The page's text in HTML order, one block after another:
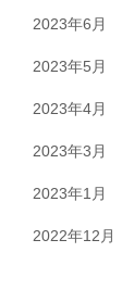
2023年6月
2023年5月
2023年4月
2023年3月
2023年1月
2022年12月